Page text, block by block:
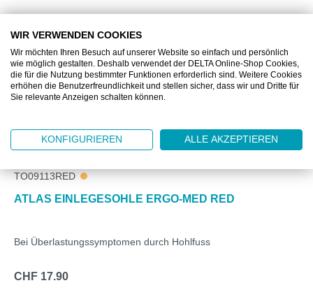
TO09113RED
ATLAS EINLEGESOHLE ERGO-MED RED
Bei Überlastungssymptomen durch Hohlfuss
CHF 17.90
WIR VERWENDEN COOKIES
Wir möchten Ihren Besuch auf unserer Website so einfach und persönlich
wie möglich gestalten. Deshalb verwendet der DELTA Online-Shop Cookies,
die für die Nutzung bestimmter Funktionen erforderlich sind. Weitere Cookies
erhöhen die Benutzerfreundlichkeit und stellen sicher, dass wir und Dritte für
Sie relevante Anzeigen schalten können.
KONFIGURIEREN ALLE AKZEPTIEREN